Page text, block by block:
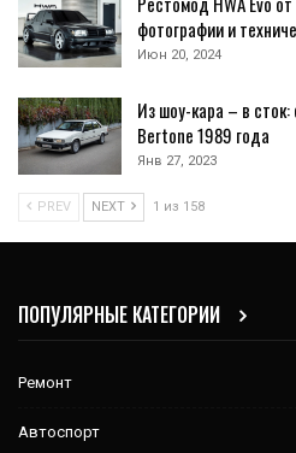
фотографии и
Июн 20, 2024
Из шоу-кара – в
Bertone 1989 года
Янв 27, 2023
PREV NEXT 1 из 158
ПОПУЛЯРНЫЕ КАТЕГОРИИ
Ремонт
Автоспорт